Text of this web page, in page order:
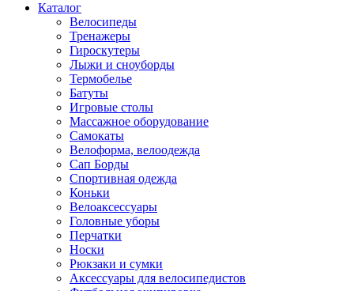
Каталог
Велосипеды
Тренажеры
Гироскутеры
Лыжи и сноуборды
Термобелье
Батуты
Игровые столы
Массажное оборудование
Самокаты
Велоформа, велоодежда
Сап Борды
Спортивная одежда
Коньки
Велоаксессуары
Головные уборы
Перчатки
Носки
Рюкзаки и сумки
Аксессуары для велосипедистов